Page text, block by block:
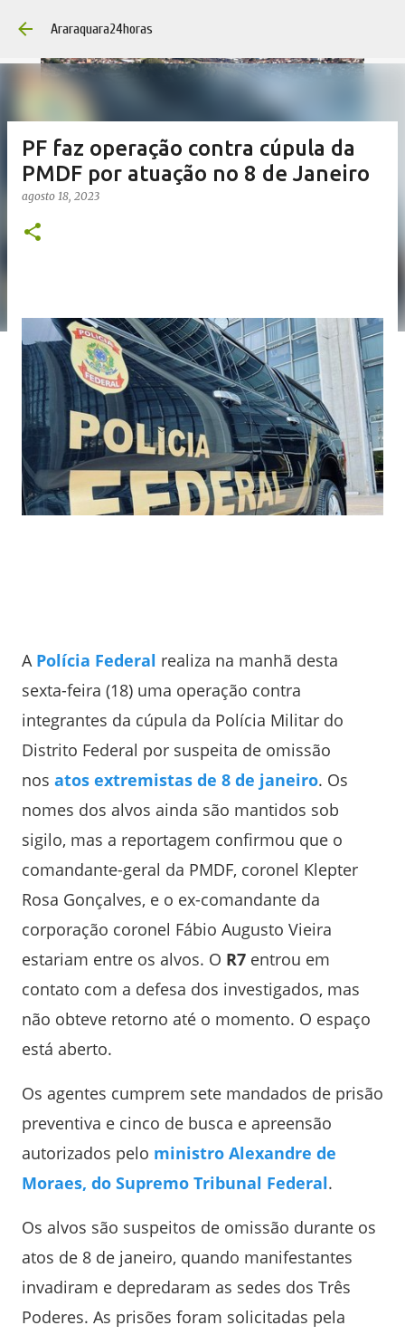
Araraquara24horas
PF faz operação contra cúpula da
PMDF por atuação no 8 de Janeiro
agosto 18, 2023
A Polícia Federal realiza na manhã desta
sexta-feira (18) uma operação contra
integrantes da cúpula da Polícia Militar do
Distrito Federal por suspeita de omissão
nos atos extremistas de 8 de janeiro. Os
nomes dos alvos ainda são mantidos sob
sigilo, mas a reportagem confirmou que o
comandante-geral da PMDF, coronel Klepter
Rosa Gonçalves, e o ex-comandante da
corporação coronel Fábio Augusto Vieira
estariam entre os alvos. O R7 entrou em
contato com a defesa dos investigados, mas
não obteve retorno até o momento. O espaço
está aberto.
Os agentes cumprem sete mandados de prisão
preventiva e cinco de busca e apreensão
autorizados pelo ministro Alexandre de
Moraes, do Supremo Tribunal Federal.
Os alvos são suspeitos de omissão durante os
atos de 8 de janeiro, quando manifestantes
invadiram e depredaram as sedes dos Três
Poderes. As prisões foram solicitadas pela